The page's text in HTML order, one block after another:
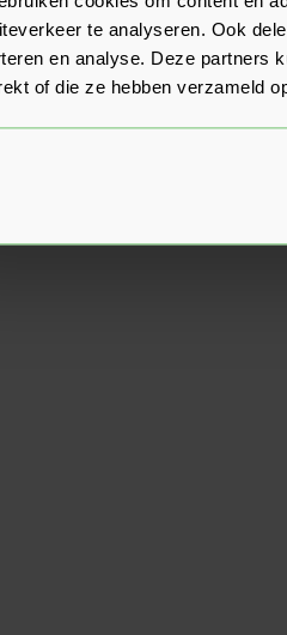
te analyseren. Ook
en analyse. Deze partners
of die ze hebben verzameld